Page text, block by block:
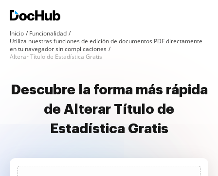
Inicio
Funcionalidad
Utiliza nuestras funciones de edición de documentos PDF directamente
en tu navegador sin complicaciones
Alterar Título de Estadística Gratis
Descubre la forma más rápida
de Alterar Título de
Estadística Gratis